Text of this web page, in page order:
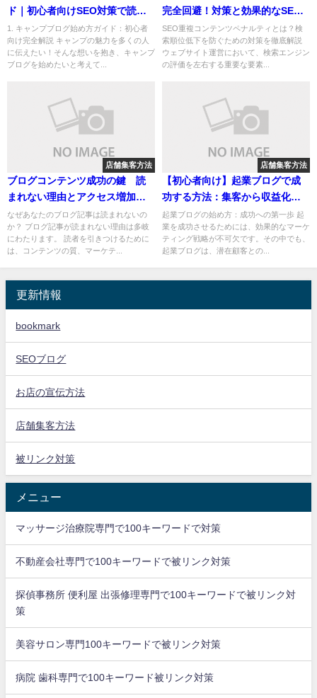
ド｜初心者向けSEO対策で読者
1000人突破
1. キャンプブログ始め方ガイド：初心者
向け完全解説 キャンプの魅力を多くの人
に伝えたい！そんな想いを抱き、キャンプ
ブログを始めたいと考えて...
完全回避！対策と効果的なSEO
戦略
SEO重複コンテンツペナルティとは？検
索順位低下を防ぐための対策を徹底解説
ウェブサイト運営において、検索エンジン
の評価を左右する重要な要素...
店舗集客方法
ブログコンテンツ成功の鍵 読
まれない理由とアクセス増加の
ための戦略
なぜあなたのブログ記事は読まれないの
か？ ブログ記事が読まれない理由は多岐
にわたります。 読者を引きつけるために
は、コンテンツの質、マーケテ...
店舗集客方法
【初心者向け】起業ブログで成
功する方法：集客から収益化ま
で完全ガイド
起業ブログの始め方：成功への第一歩 起
業を成功させるためには、効果的なマーケ
ティング戦略が不可欠です。その中でも、
起業ブログは、潜在顧客との...
更新情報
bookmark
SEOブログ
お店の宣伝方法
店舗集客方法
被リンク対策
メニュー
マッサージ治療院専門で100キーワードで対策
不動産会社専門で100キーワードで被リンク対策
探偵事務所 便利屋 出張修理専門で100キーワードで被リンク対
策
美容サロン専門100キーワードで被リンク対策
病院 歯科専門で100キーワード被リンク対策